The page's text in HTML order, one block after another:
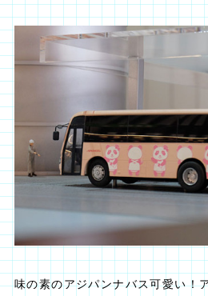
味の素のアジパンナバス可愛い！